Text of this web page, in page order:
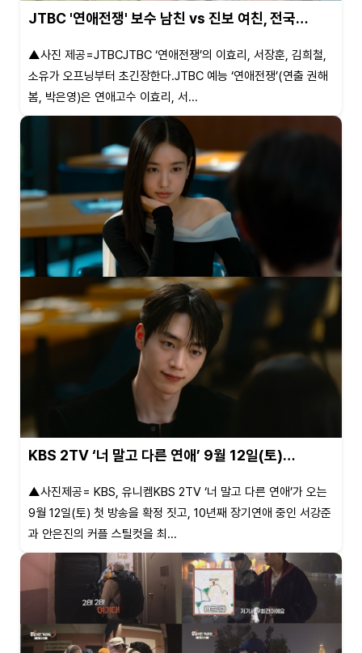
JTBC '연애전쟁' 보수 남친 vs 진보 여친, 전국…
▲사진 제공=JTBCJTBC ‘연애전쟁’의 이효리, 서장훈, 김희철,
소유가 오프닝부터 초긴장한다.JTBC 예능 ‘연애전쟁’(연출 권해
봄, 박은영)은 연애고수 이효리, 서...
KBS 2TV ‘너 말고 다른 연애’ 9월 12일(토)…
▲사진제공= KBS, 유니켐KBS 2TV ‘너 말고 다른 연애’가 오는
9월 12일(토) 첫 방송을 확정 짓고, 10년째 장기연애 중인 서강준
과 안은진의 커플 스틸컷을 최...